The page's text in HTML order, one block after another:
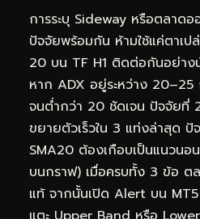
การระบุ Sideway หรือตลาด
ปัจจัยพร้อมกัน ห้ามใช้แค่ตาเป
20 บน TF H1 ติดต่อกันอย่า
หาก ADX อยู่ระหว่าง 20–25
จนต่ำกว่า 20 ชัดเจน ปัจจัยที่
ขยายตัวเร็วใน 3 แท่งล่าสุด
SMA20 ต้องเกือบเป็นแนวนอ
บนกราฟ) เมื่อครบทั้ง 3 ข้อ ต
แท้ จากนั้นเปิด Alert บน MT5